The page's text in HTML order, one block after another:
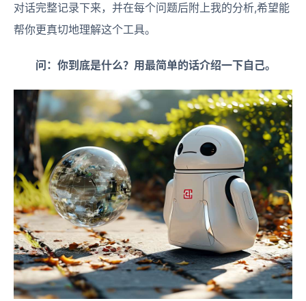
对话完整记录下来，并在每个问题后附上我的分析,希望能
帮你更真切地理解这个工具。
问：你到底是什么？用最简单的话介绍一下自己。